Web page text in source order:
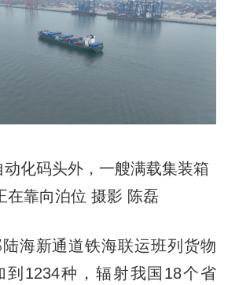
化码头外，一艘满载集装箱
在靠向泊位 摄影 陈磊
新通道铁海联运班列货物
到1234种，辐射我国18个省